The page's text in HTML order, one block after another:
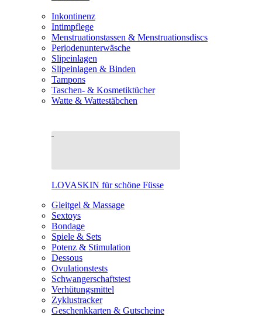
Inkontinenz
Intimpflege
Menstruationstassen & Menstruationsdiscs
Periodenunterwäsche
Slipeinlagen
Slipeinlagen & Binden
Tampons
Taschen- & Kosmetiktücher
Watte & Wattestäbchen
LOVASKIN für schöne Füsse
Gleitgel & Massage
Sextoys
Bondage
Spiele & Sets
Potenz & Stimulation
Dessous
Ovulationstests
Schwangerschaftstest
Verhütungsmittel
Zyklustracker
Geschenkkarten & Gutscheine